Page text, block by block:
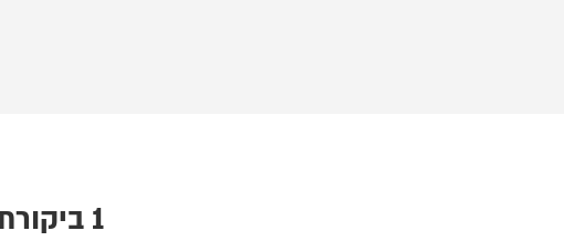
1 ביקורת עבור